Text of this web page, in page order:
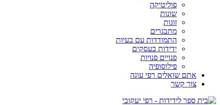
פוליטיקה
שונות
זוגות
מתבגרים
התמודדות עם בעיות
ידידות בעסקים
פנויים פנויות
פילוסופיה
אתם שואלים רפי עונה
צור קשר